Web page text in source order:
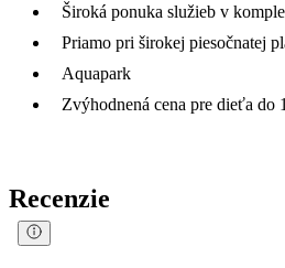
Široká ponuka služieb v
Priamo pri širokej piesočnatej
Aquapark
Zvýhodnená cena pre dieťa do
Recenzie